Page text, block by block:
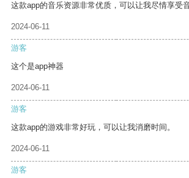
这款app的音乐资源非常优质，可以让我尽情享受
2024-06-11
游客
这个是app神器
2024-06-11
游客
这款app的游戏非常好玩，可以让我消磨时间。
2024-06-11
游客